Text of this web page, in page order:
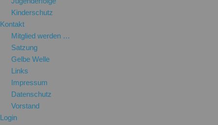
Kinderschutz
Kontakt
Mitglied werden …
Satzung
Gelbe Welle
Links
Impressum
Datenschutz
Vorstand
Login